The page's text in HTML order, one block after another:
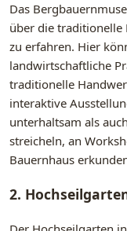
Das
über die traditionelle
zu erfahren. Hier
landwirtschaftliche
traditionelle
interaktive
unterhaltsam als
streicheln, an
Bauernhaus
2.